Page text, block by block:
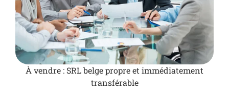
À vendre : SRL belge propre et immédiatement
transférable